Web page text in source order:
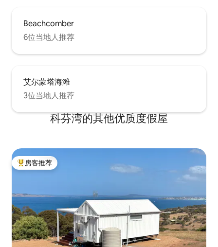
Beachcomber
6位当地人推荐
艾尔蒙塔海滩
3位当地人推荐
科芬湾的其他优质度假屋
热门「房客推荐」
房客推荐